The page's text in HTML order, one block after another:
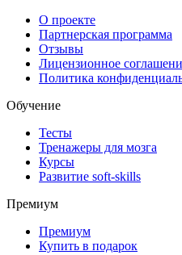
О проекте
Партнерская программа
Отзывы
Лицензионное
Политика
Обучение
Тесты
Тренажеры для мозга
Курсы
Развитие soft-skills
Премиум
Премиум
Купить в подарок